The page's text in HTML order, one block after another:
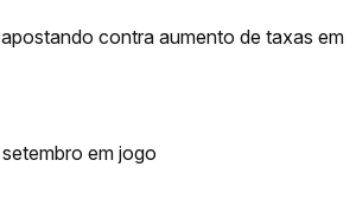
contra aumento de taxas em
em jogo